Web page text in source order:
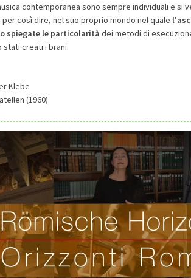
contemporanea sono sempre individuali e si
così dire, nel suo proprio mondo nel quale
spiegate le particolarità dei metodi di
stati creati i brani.
Klebe
(1960)